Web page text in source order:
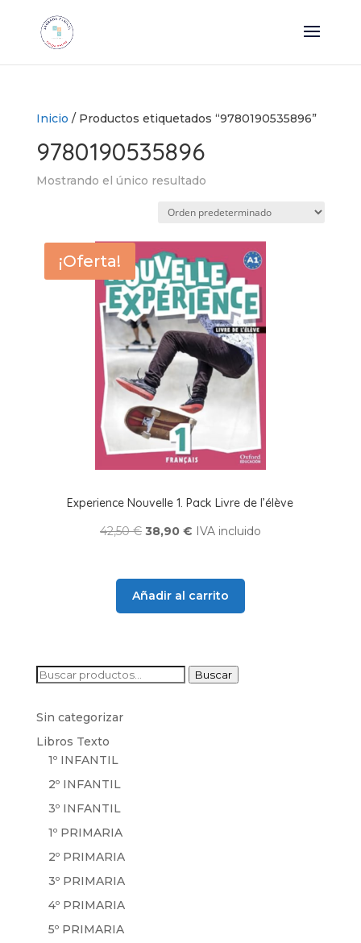
Inicio / Productos etiquetados “9780190535896”
9780190535896
Mostrando el único resultado
¡Oferta!
Experience Nouvelle 1. Pack Livre de l’élève
42,50€ El
42,50 €.
38,90 €El
38,90 €.
IVA incluido
Añadir al carrito
Buscar
Buscar
Sin categorizar
Libros Texto
1º INFANTIL
2º INFANTIL
3º INFANTIL
1º PRIMARIA
2º PRIMARIA
3º PRIMARIA
4º PRIMARIA
5º PRIMARIA